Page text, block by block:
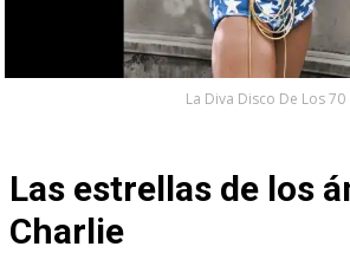
La Diva Disco De Los 70
Las estrellas de los
Charlie